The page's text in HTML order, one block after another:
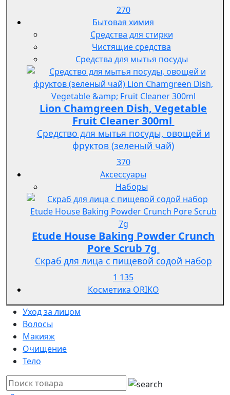
270
Бытовая химия
Средства для стирки
Чистящие средства
Средства для мытья посуды
Lion Chamgreen Dish, Vegetable
Fruit Cleaner 300ml
Средство для мытья посуды, овощей и
фруктов (зеленый чай)
370
Аксессуары
Наборы
Etude House Baking Powder Crunch
Pore Scrub 7g
Скраб для лица с пищевой содой набор
1 135
Косметика ORIKO
Уход за лицом
Волосы
Макияж
Очищение
Тело